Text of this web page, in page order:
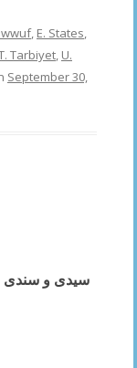
, E. States,
Tarbiyet, U.
September 30,
سیدی و